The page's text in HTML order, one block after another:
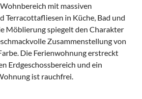
mit massiven
Terracottafliesen in Küche, Bad und
Möblierung spiegelt den Charakter
Zusammenstellung von
Die Ferienwohnung erstreckt
Erdgeschossbereich und ein
ist rauchfrei.